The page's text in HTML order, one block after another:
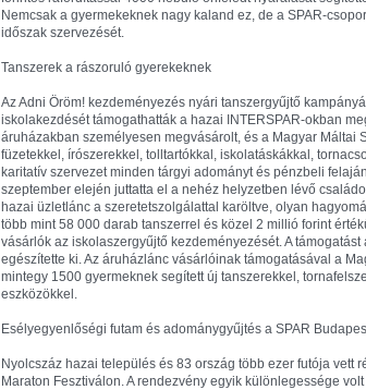
Nemcsak a gyermekeknek nagy kaland ez, de a SPAR-
időszak szervezését.
Tanszerek a rászoruló gyerekeknek
Az Adni Öröm! kezdeményezés nyári tanszergyűjtő
iskolakezdését támogathatták a hazai INTERSPAR-okban
áruházakban személyesen megvásárolt, és a Magyar
füzetekkel, írószerekkel, tolltartókkal, iskolatáskákkal,
karitatív szervezet minden tárgyi adományt és pénzbeli
szeptember elején juttatta el a nehéz helyzetben lévő
hazai üzletlánc a szeretetszolgálattal karöltve, olyan
több mint 58 000 darab tanszerrel és közel 2 millió forint
vásárlók az iskolaszergyűjtő kezdeményezését. A
egészítette ki. Az áruházlánc vásárlóinak támogatásával a
mintegy 1500 gyermeknek segített új tanszerekkel,
eszközökkel.
Esélyegyenlőségi futam és adománygyűjtés a SPAR
Nyolcszáz hazai település és 83 ország több ezer futója vett
Maraton Fesztiválon. A rendezvény egyik különlegessége